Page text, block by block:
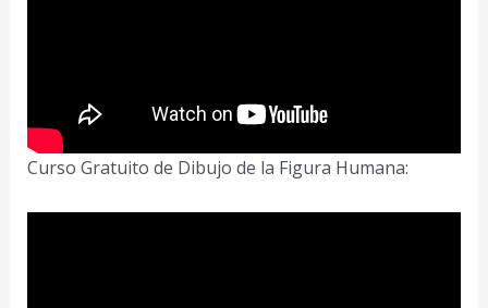
Curso Gratuito de Dibujo de la Figura Humana: